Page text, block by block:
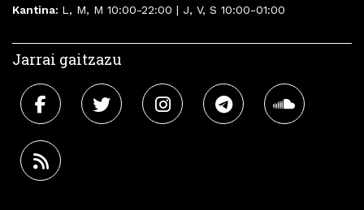
Kantina: L, M, M 10:00-22:00 | J, V, S 10:00-01:00
Jarrai gaitzazu